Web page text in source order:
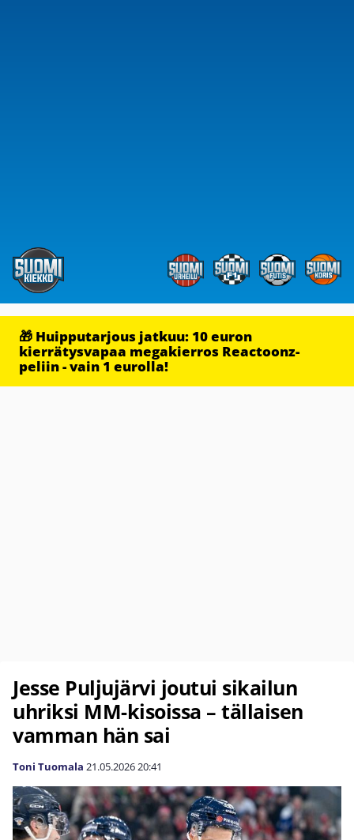
🎁 Huipputarjous jatkuu: 10 euron
kierrätysvapaa megakierros Reactoonz-
peliin - vain 1 eurolla!
Jesse Puljujärvi joutui sikailun
uhriksi MM-kisoissa – tällaisen
vamman hän sai
Toni Tuomala 21.05.202620:41